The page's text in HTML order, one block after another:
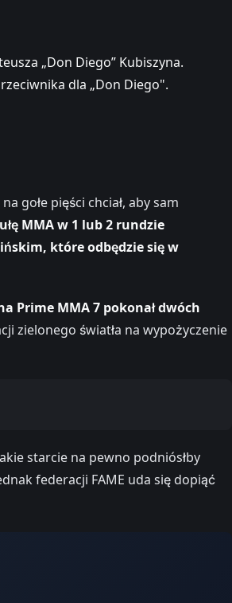
„Don Diego” Kubiszyna.
dla „Don Diego".
na gołe pięści chciał, aby sam
MMA w 1 lub 2 rundzie
które odbędzie się w
Prime MMA 7 pokonał dwóch
zielonego światła na wypożyczenie
starcie na pewno podniósłby
federacji FAME uda się dopiąć